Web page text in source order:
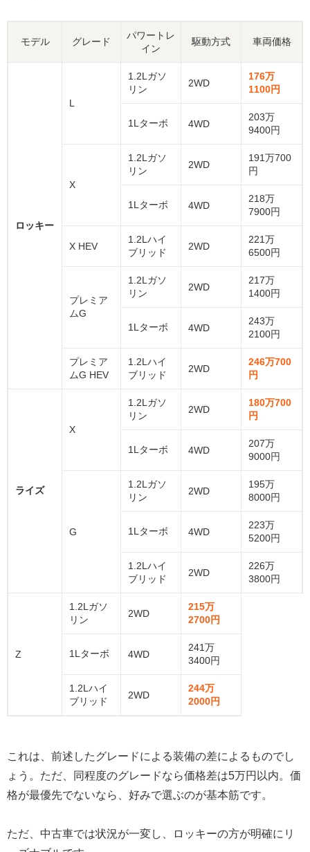
モデル グレード
パワートレ
イン
駆動方式 車両価格
ロッキー
L
1.2Lガソ
リン
2WD
176万
1100円
1Lターボ 4WD
203万
9400円
X
1.2Lガソ
リン
2WD
191万700
円
1Lターボ 4WD
218万
7900円
X HEV
1.2Lハイ
ブリッド
2WD
221万
6500円
プレミア
ムG
1.2Lガソ
リン
2WD
217万
1400円
1Lターボ 4WD
243万
2100円
プレミア
ムG HEV
1.2Lハイ
ブリッド
2WD
246万700
円
ライズ
X
1.2Lガソ
リン
2WD
180万700
円
1Lターボ 4WD
207万
9000円
G
1.2Lガソ
リン
2WD
195万
8000円
1Lターボ 4WD
223万
5200円
1.2Lハイ
ブリッド
2WD
226万
3800円
Z
1.2Lガソ
リン
2WD
215万
2700円
1Lターボ 4WD
241万
3400円
1.2Lハイ
ブリッド
2WD
244万
2000円
これは、前述したグレードによる装備の差によるものでし
ょう。ただ、同程度のグレードなら価格差は5万円以内。価
格が最優先でないなら、好みで選ぶのが基本筋です。
ただ、中古車では状況が一変し、ロッキーの方が明確にリ